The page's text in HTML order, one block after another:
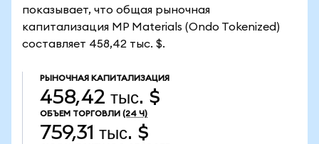
показывает, что общая рыночная
капитализация MP Materials (Ondo Tokenized)
составляет 458,42 тыс. $.
РЫНОЧНАЯ КАПИТАЛИЗАЦИЯ
458,42 тыс. $
ОБЪЕМ ТОРГОВЛИ (24 Ч)
759,31 тыс. $